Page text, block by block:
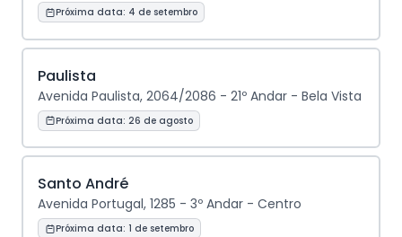
Próxima data: 4 de setembro
Paulista
Avenida Paulista, 2064/2086 - 21º Andar - Bela Vista
Próxima data: 26 de agosto
Santo André
Avenida Portugal, 1285 - 3º Andar - Centro
Próxima data: 1 de setembro